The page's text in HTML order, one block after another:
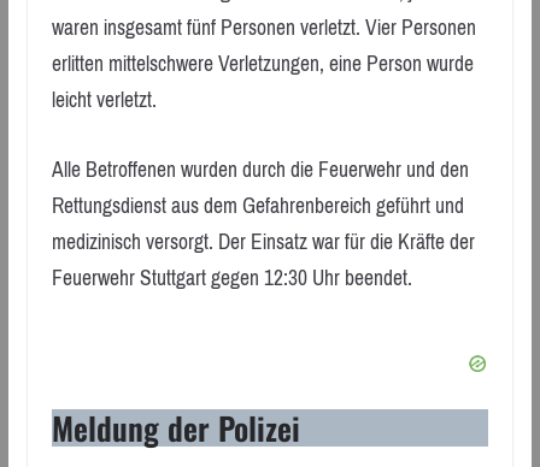
waren insgesamt fünf Personen verletzt. Vier Personen
erlitten mittelschwere Verletzungen, eine Person wurde
leicht verletzt.
Alle Betroffenen wurden durch die Feuerwehr und den
Rettungsdienst aus dem Gefahrenbereich geführt und
medizinisch versorgt. Der Einsatz war für die Kräfte der
Feuerwehr Stuttgart gegen 12:30 Uhr beendet.
Meldung der Polizei